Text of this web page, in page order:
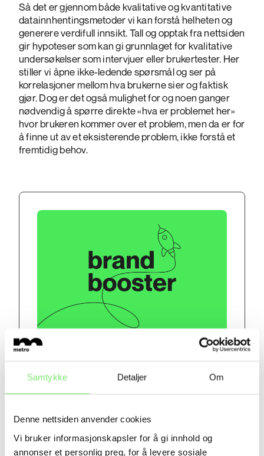
Samtykke Detaljer Om
Denne nettsiden anvender cookies
Vi bruker informasjonskapsler for å gi innhold og
annonser et personlig preg, for å levere sosiale
Så det er gjennom både kvalitative og kvantitative
datainnhentingsmetoder vi kan forstå helheten og
generere verdifull innsikt. Tall og opptak fra nettsiden
gir hypoteser som kan gi grunnlaget for kvalitative
undersøkelser som intervjuer eller brukertester. Her
stiller vi åpne ikke-ledende spørsmål og ser på
korrelasjoner mellom hva brukerne sier og faktisk
gjør. Dog er det også mulighet for og noen ganger
nødvendig å spørre direkte «hva er problemet her»
hvor brukeren kommer over et problem, men da er for
å finne ut av et eksisterende problem, ikke forstå et
fremtidig behov.
BrandBooster – effektivt innsiktsverktøy